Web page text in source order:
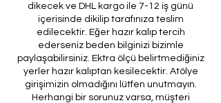
dikecek ve DHL kargo ile 7-12 iş günü
içerisinde dikilip tarafınıza teslim
edilecektir. Eğer hazır kalıp tercih
ederseniz beden bilginizi bizimle
paylaşabilirsiniz. Ektra ölçü belirtmediğiniz
yerler hazır kalıptan kesilecektir. Atölye
girişimizin olmadığını lütfen unutmayın.
Herhangi bir sorunuz varsa, müşteri